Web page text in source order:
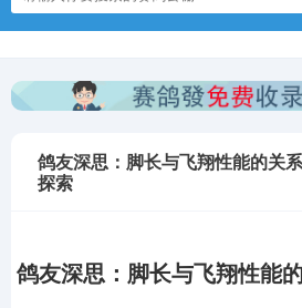
鸽友深思：脚长与飞翔性能的关系
探索
鸽友深思：脚长与飞翔性能